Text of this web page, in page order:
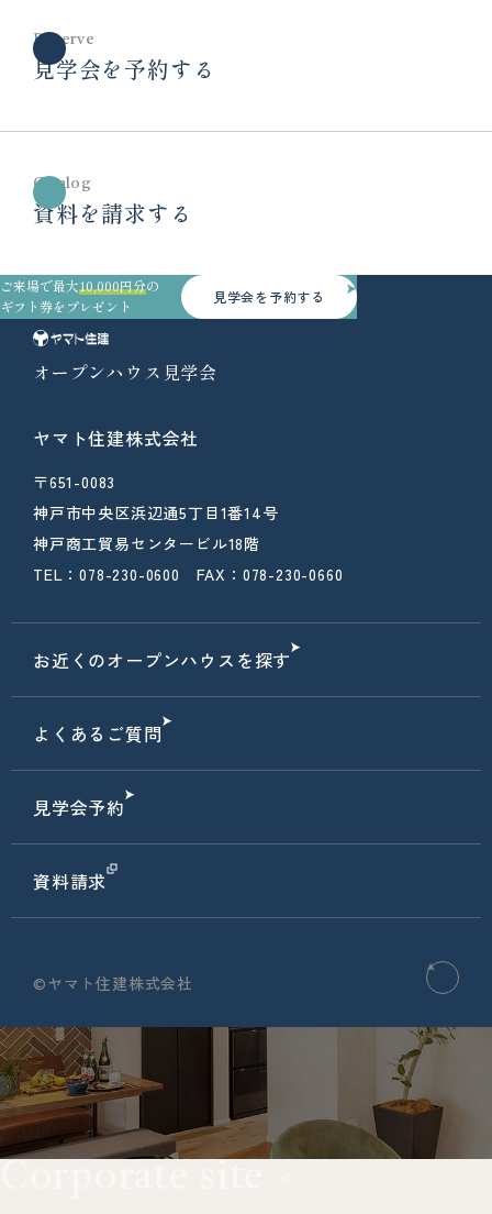
Reserve
見学会を予約する
Catalog
資料を請求する
ご来場で最大10,000円分の
ギフト券をプレゼント
見学会を予約する
オープンハウス見学会
ヤマト住建株式会社
〒651-0083
神戸市中央区浜辺通5丁目1番14号
神戸商工貿易センタービル18階
TEL：078-230-0600 FAX：078-230-0660
お近くのオープンハウスを探す
よくあるご質問
見学会予約
資料請求
©ヤマト住建株式会社